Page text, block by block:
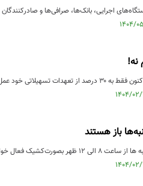
اجرایی، بانک‌ها، صرافی‌ها و
نه!
حاضرند ۲۰ درصد جریمه ناشی از ...
باز هستند
فعال خواهند بود.